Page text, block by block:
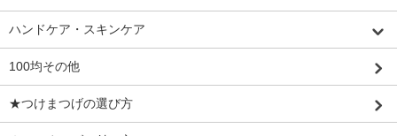
ハンドケア・スキンケア
100均その他
★つけまつげの選び方